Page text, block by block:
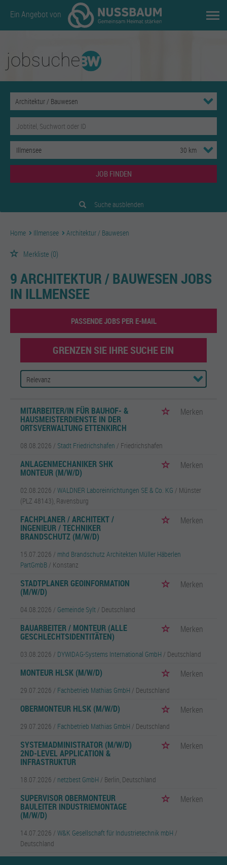
Ein Angebot von
JOB FINDEN
Suche ausblenden
Home Illmensee Architektur / Bauwesen
Merkliste (0)
9 ARCHITEKTUR / BAUWESEN JOBS
IN ILLMENSEE
PASSENDE JOBS PER E-MAIL
GRENZEN SIE IHRE SUCHE EIN
MITARBEITER/IN FÜR BAUHOF- &
HAUSMEISTERDIENSTE IN DER
ORTSVERWALTUNG ETTENKIRCH
Merken
08.08.2026 / Stadt Friedrichshafen / Friedrichshafen
ANLAGENMECHANIKER SHK
MONTEUR (M/W/D)
Merken
02.08.2026 / WALDNER Laboreinrichtungen SE & Co. KG / Münster
(PLZ 48143), Ravensburg
FACHPLANER / ARCHITEKT /
INGENIEUR / TECHNIKER
BRANDSCHUTZ (M/W/D)
Merken
15.07.2026 / mhd Brandschutz Architekten Müller Häberlen
PartGmbB / Konstanz
STADTPLANER GEOINFORMATION
(M/W/D)
Merken
04.08.2026 / Gemeinde Sylt / Deutschland
BAUARBEITER / MONTEUR (ALLE
GESCHLECHTSIDENTITÄTEN)
Merken
03.08.2026 / DYWIDAG-Systems International GmbH / Deutschland
MONTEUR HLSK (M/W/D) Merken
29.07.2026 / Fachbetrieb Mathias GmbH / Deutschland
OBERMONTEUR HLSK (M/W/D) Merken
29.07.2026 / Fachbetrieb Mathias GmbH / Deutschland
SYSTEMADMINISTRATOR (M/W/D)
2ND-LEVEL APPLICATION &
INFRASTRUKTUR
Merken
18.07.2026 / netzbest GmbH / Berlin, Deutschland
SUPERVISOR OBERMONTEUR
BAULEITER INDUSTRIEMONTAGE
(M/W/D)
Merken
14.07.2026 / W&K Gesellschaft für Industrietechnik mbH /
Deutschland